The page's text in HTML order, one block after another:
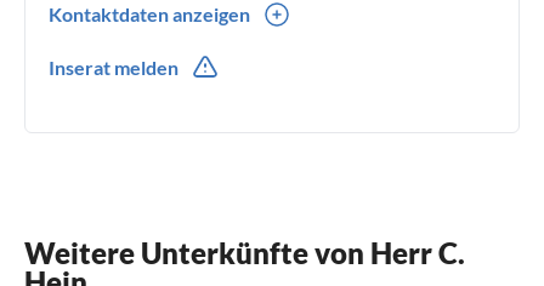
Kontaktdaten anzeigen
Inserat melden
Weitere Unterkünfte von Herr C.